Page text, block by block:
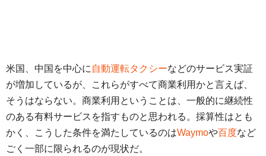
米国、中国を中心に 自動運転タクシーなどのサービス実証
が増加しているが、これらがすべて商業利用かと言えば、
そうはならない。商業利用ということは、一般的に継続性
のある有料サービスを指すものと思われる。採算性はとも
かく、こうした条件を満たしているのはWaymoや百度など
ごく一部に限られるのが現状だ。